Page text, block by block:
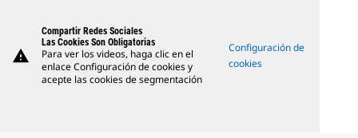
warning
Compartir Redes Sociales
Las Cookies Son Obligatorias
Para ver los videos, haga clic en el
enlace Configuración de cookies y
acepte las cookies de segmentación
Configuración de
cookies